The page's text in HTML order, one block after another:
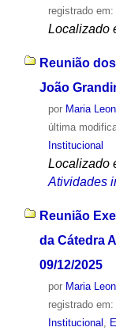
registrado em:
Localizado
Reunião
João
por Maria
última
Institucional
Localizado
Atividades
Reunião
da Cátedra
09/12/2025
por Maria
registrado em:
Institucional